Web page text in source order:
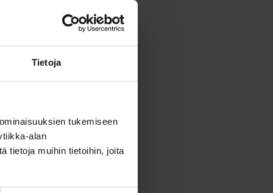
Tietoja
tukemiseen
alan
tietoja muihin tietoihin, joita
nuori oppii
avulla
muokataan